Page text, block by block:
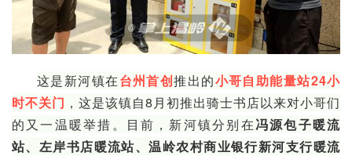
这是新河镇在台州首创推出的小哥自助能量站24小
时不关门 ，这是该镇自8月初推出骑士书店以来对小哥们
的又一温暖举措。目前，新河镇分别在冯源包子暖流
站、左岸书店暖流站、温岭农村商业银行新河支行暖流